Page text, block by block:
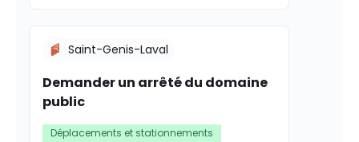
Demander un arrêté du domaine
public
Saint-Genis-Laval
Déplacements et stationnements